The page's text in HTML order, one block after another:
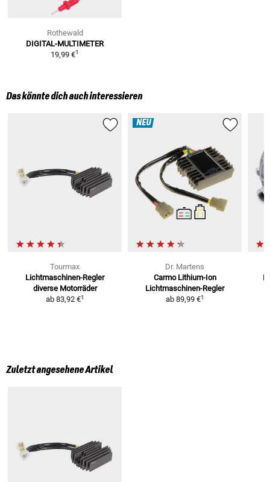
Rothewald
DIGITAL-MULTIMETER
19,99 €1
Das könnte dich auch interessieren
Tourmax
Lichtmaschinen-Regler
diverse Motorräder
ab 83,92 €1
NEU
Dr. Martens
Carmo Lithium-Ion
Lichtmaschinen-Regler
ab 89,99 €1
Zuletzt angesehene Artikel